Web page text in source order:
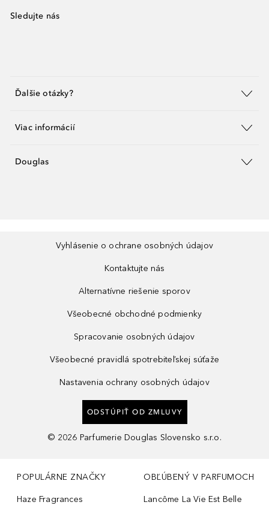
Sledujte nás
Ďalšie otázky?
Viac informácií
Douglas
Vyhlásenie o ochrane osobných údajov
Kontaktujte nás
Alternatívne riešenie sporov
Všeobecné obchodné podmienky
Spracovanie osobných údajov
Všeobecné pravidlá spotrebiteľskej súťaže
Nastavenia ochrany osobných údajov
ODSTÚPIŤ OD ZMLUVY
© 2026 Parfumerie Douglas Slovensko s.r.o.
POPULÁRNE ZNAČKY
Haze Fragrances
OBĽÚBENÝ V PARFUMOCH
Lancôme La Vie Est Belle